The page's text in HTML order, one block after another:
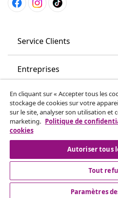
Service Clients
Entreprises
vidaXL
More content links
En cliquant sur « Accepter tous les
stockage de cookies sur votre
sur le site, analyser son utilisation et
marketing. Politique de
cookies
Autoriser tous
Tout
Paramètres